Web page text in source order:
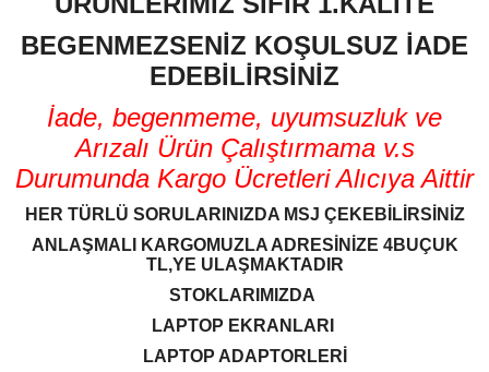
BEGENMEZSENİZ KOŞULSUZ İADE
EDEBİLİRSİNİZ
İade, begenmeme, uyumsuzluk ve
Arızalı Ürün Çalıştırmama v.s
Durumunda Kargo Ücretleri Alıcıya Aittir
HER TÜRLÜ SORULARINIZDA MSJ ÇEKEBİLİRSİNİZ
ANLAŞMALI KARGOMUZLA ADRESİNİZE 4BUÇUK
TL,YE ULAŞMAKTADIR
STOKLARIMIZDA
LAPTOP EKRANLARI
LAPTOP ADAPTORLERİ